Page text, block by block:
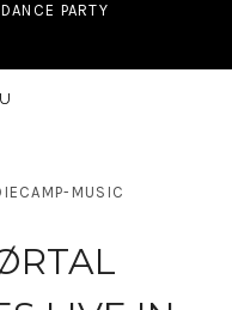
PARTY
MUSIC